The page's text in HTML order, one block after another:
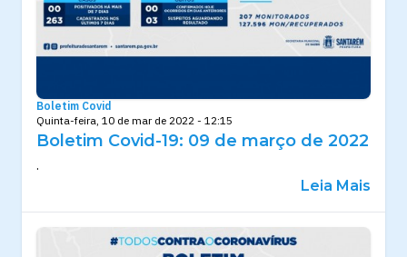
Boletim Covid
Quinta-feira, 10 de mar de 2022 - 12:15
Boletim Covid-19: 09 de março de 2022
.
Leia Mais